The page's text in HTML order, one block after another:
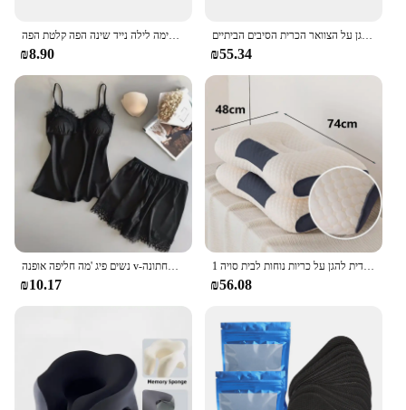
נגד נחירות תיקון האף תיקון נשימה לשפר את השינה קידום טוב יותר נשימה לילה נייד שינה הפה קלטת הפה
₪8.90
צוואר אורטופדי צוואר אורטופדי לעזור לישון ולהגן על הצוואר הכרית הסיבים הביתיים
₪55.34
נשים פיג 'מה חליפה אופנה v-צוואר מתיחה סאטן בייבידול תחרה סקסי הלבשה תחתונה bowknot פיג' מה מכנסי שינה חדש
₪10.17
1 כרית צוואר חתיכה אחת לעזור שינה צוואר הרחם אורתופדית להגן על כריות נוחות לבית סויה
₪56.08